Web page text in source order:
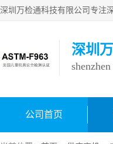
深圳
公司首页